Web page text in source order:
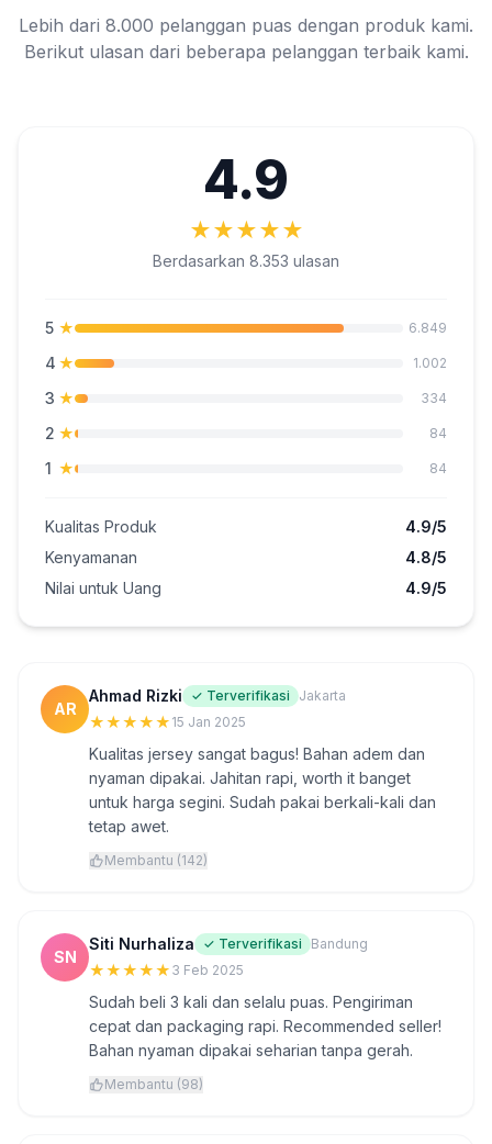
Lebih dari 8.000 pelanggan puas dengan produk kami.
Berikut ulasan dari beberapa pelanggan terbaik kami.
4.9
★★★★★
Berdasarkan 8.353 ulasan
5 ★ 6.849
4 ★ 1.002
3 ★ 334
2 ★ 84
1 ★ 84
Kualitas Produk
4.9/5
Kenyamanan
4.8/5
Nilai untuk Uang
4.9/5
AR
Ahmad Rizki ✓ Terverifikasi Jakarta
★★★★★ 15 Jan 2025
Kualitas jersey sangat bagus! Bahan adem dan
nyaman dipakai. Jahitan rapi, worth it banget
untuk harga segini. Sudah pakai berkali-kali dan
tetap awet.
Membantu (142)
SN
Siti Nurhaliza ✓ Terverifikasi Bandung
★★★★★ 3 Feb 2025
Sudah beli 3 kali dan selalu puas. Pengiriman
cepat dan packaging rapi. Recommended seller!
Bahan nyaman dipakai seharian tanpa gerah.
Membantu (98)